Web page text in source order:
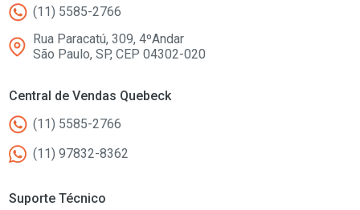
(11) 5585-2766
Rua Paracatú, 309, 4ºAndar
São Paulo, SP, CEP 04302-020
Central de Vendas Quebeck
(11) 5585-2766
(11) 97832-8362
Suporte Técnico